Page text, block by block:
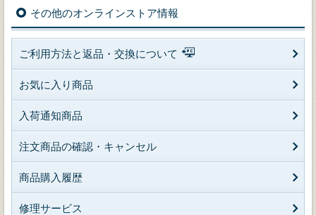
その他のオンラインストア情報
ご利用方法と返品・交換について
お気に入り商品
入荷通知商品
注文商品の確認・キャンセル
商品購入履歴
修理サービス